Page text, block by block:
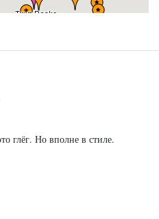
глёг. Но вполне в стиле.